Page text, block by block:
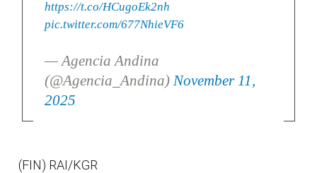
https://t.co/HCugoEk2nh
pic.twitter.com/677NhieVF6
— Agencia Andina
(@Agencia_Andina) November 11,
2025
(FIN) RAI/KGR